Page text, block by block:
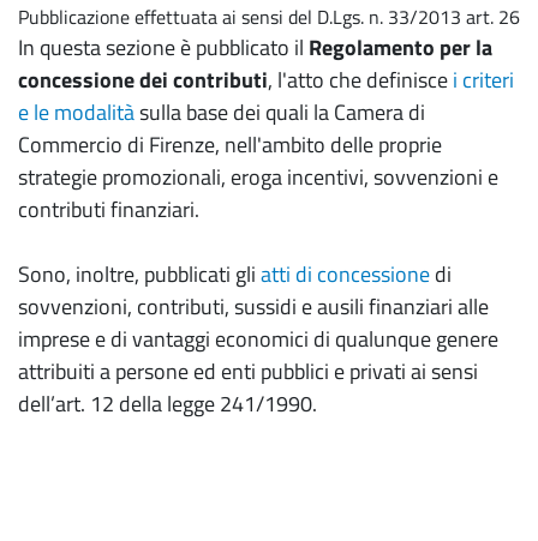
Pubblicazione effettuata ai sensi del D.Lgs. n. 33/2013 art. 26
In questa sezione è pubblicato il Regolamento per la
concessione dei contributi, l'atto che definiscei criteri
e le modalitàsulla base dei quali la Camera di
Commercio di Firenze, nell'ambito delle proprie
strategie promozionali, eroga incentivi, sovvenzioni e
contributi finanziari.
Sono, inoltre, pubblicati gliatti di concessionedi
sovvenzioni, contributi, sussidi e ausili finanziari alle
imprese e di vantaggi economici di qualunque genere
attribuiti a persone ed enti pubblici e privati ai sensi
dell’art. 12 della legge 241/1990.